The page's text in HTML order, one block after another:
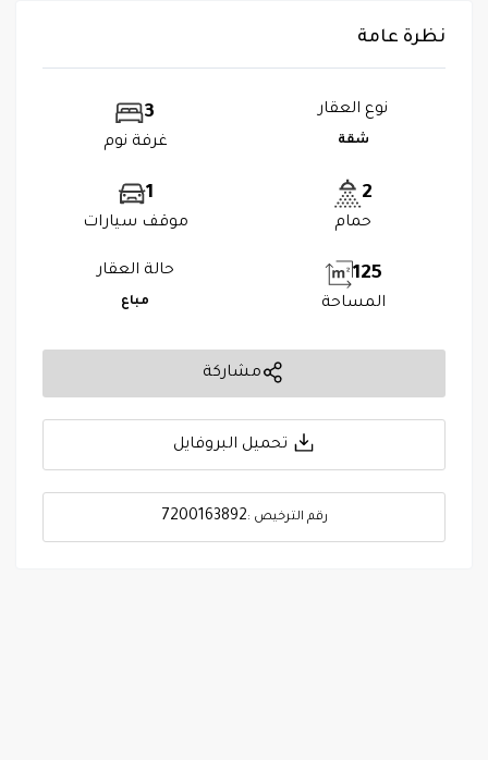
نظرة عامة
نوع العقار
شقة
3
غرفة نوم
2
حمام
1
موقف سيارات
125
المساحة
حالة العقار
مباع
مشاركة
تحميل البروفايل
رقم الترخيص :7200163892